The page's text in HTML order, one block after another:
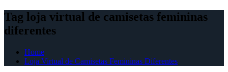
Tag loja virtual de camisetas femininas
diferentes
Home
Loja Virtual de Camisetas Femininas Diferentes